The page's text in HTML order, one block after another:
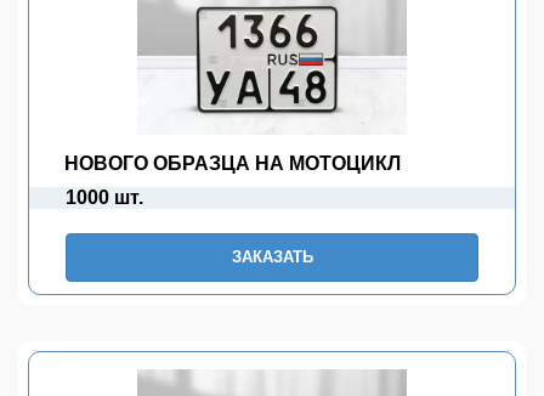
НОВОГО ОБРАЗЦА НА МОТОЦИКЛ
1000 шт.
ЗАКАЗАТЬ